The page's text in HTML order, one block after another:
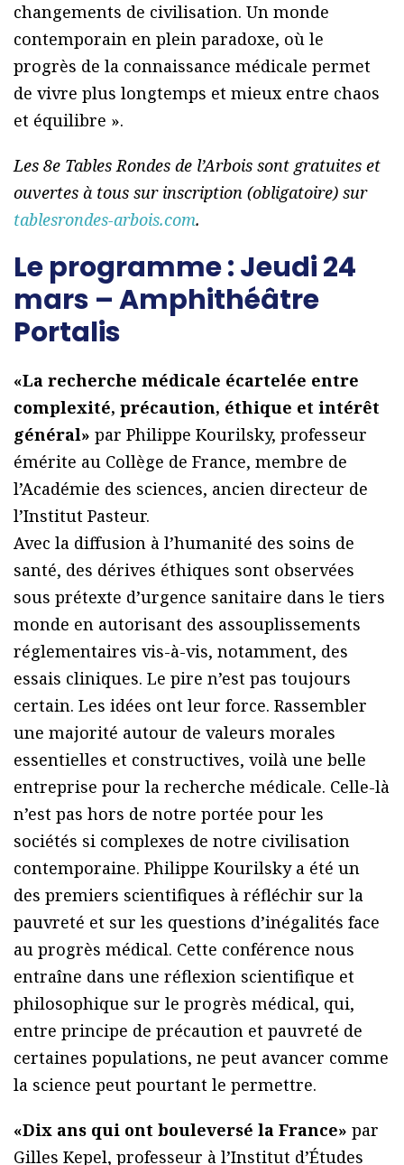
changements de civilisation. Un monde
contemporain en plein paradoxe, où le
progrès de la connaissance médicale permet
de vivre plus longtemps et mieux entre chaos
et équilibre ».
Les 8e Tables Rondes de l’Arbois sont gratuites et
ouvertes à tous sur inscription (obligatoire) sur
tablesrondes-arbois.com.
Le programme : Jeudi 24
mars – Amphithéâtre
Portalis
«La recherche médicale écartelée entre
complexité, précaution, éthique et intérêt
général» par Philippe Kourilsky, professeur
émérite au Collège de France, membre de
l’Académie des sciences, ancien directeur de
l’Institut Pasteur.
Avec la diffusion à l’humanité des soins de
santé, des dérives éthiques sont observées
sous prétexte d’urgence sanitaire dans le tiers
monde en autorisant des assouplissements
réglementaires vis-à-vis, notamment, des
essais cliniques. Le pire n’est pas toujours
certain. Les idées ont leur force. Rassembler
une majorité autour de valeurs morales
essentielles et constructives, voilà une belle
entreprise pour la recherche médicale. Celle-là
n’est pas hors de notre portée pour les
sociétés si complexes de notre civilisation
contemporaine. Philippe Kourilsky a été un
des premiers scientifiques à réfléchir sur la
pauvreté et sur les questions d’inégalités face
au progrès médical. Cette conférence nous
entraîne dans une réflexion scientifique et
philosophique sur le progrès médical, qui,
entre principe de précaution et pauvreté de
certaines populations, ne peut avancer comme
la science peut pourtant le permettre.
«Dix ans qui ont bouleversé la France» par
Gilles Kepel, professeur à l’Institut d’Études